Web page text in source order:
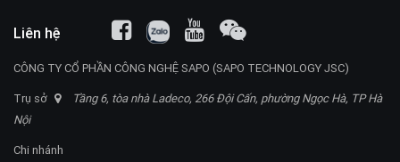
Liên hệ
CÔNG TY CỔ PHẦN CÔNG NGHỆ SAPO (SAPO TECHNOLOGY JSC)
Trụ sở
Tầng 6, tòa nhà Ladeco, 266 Đội Cấn, phường Ngọc Hà, TP Hà
Nội
Chi nhánh